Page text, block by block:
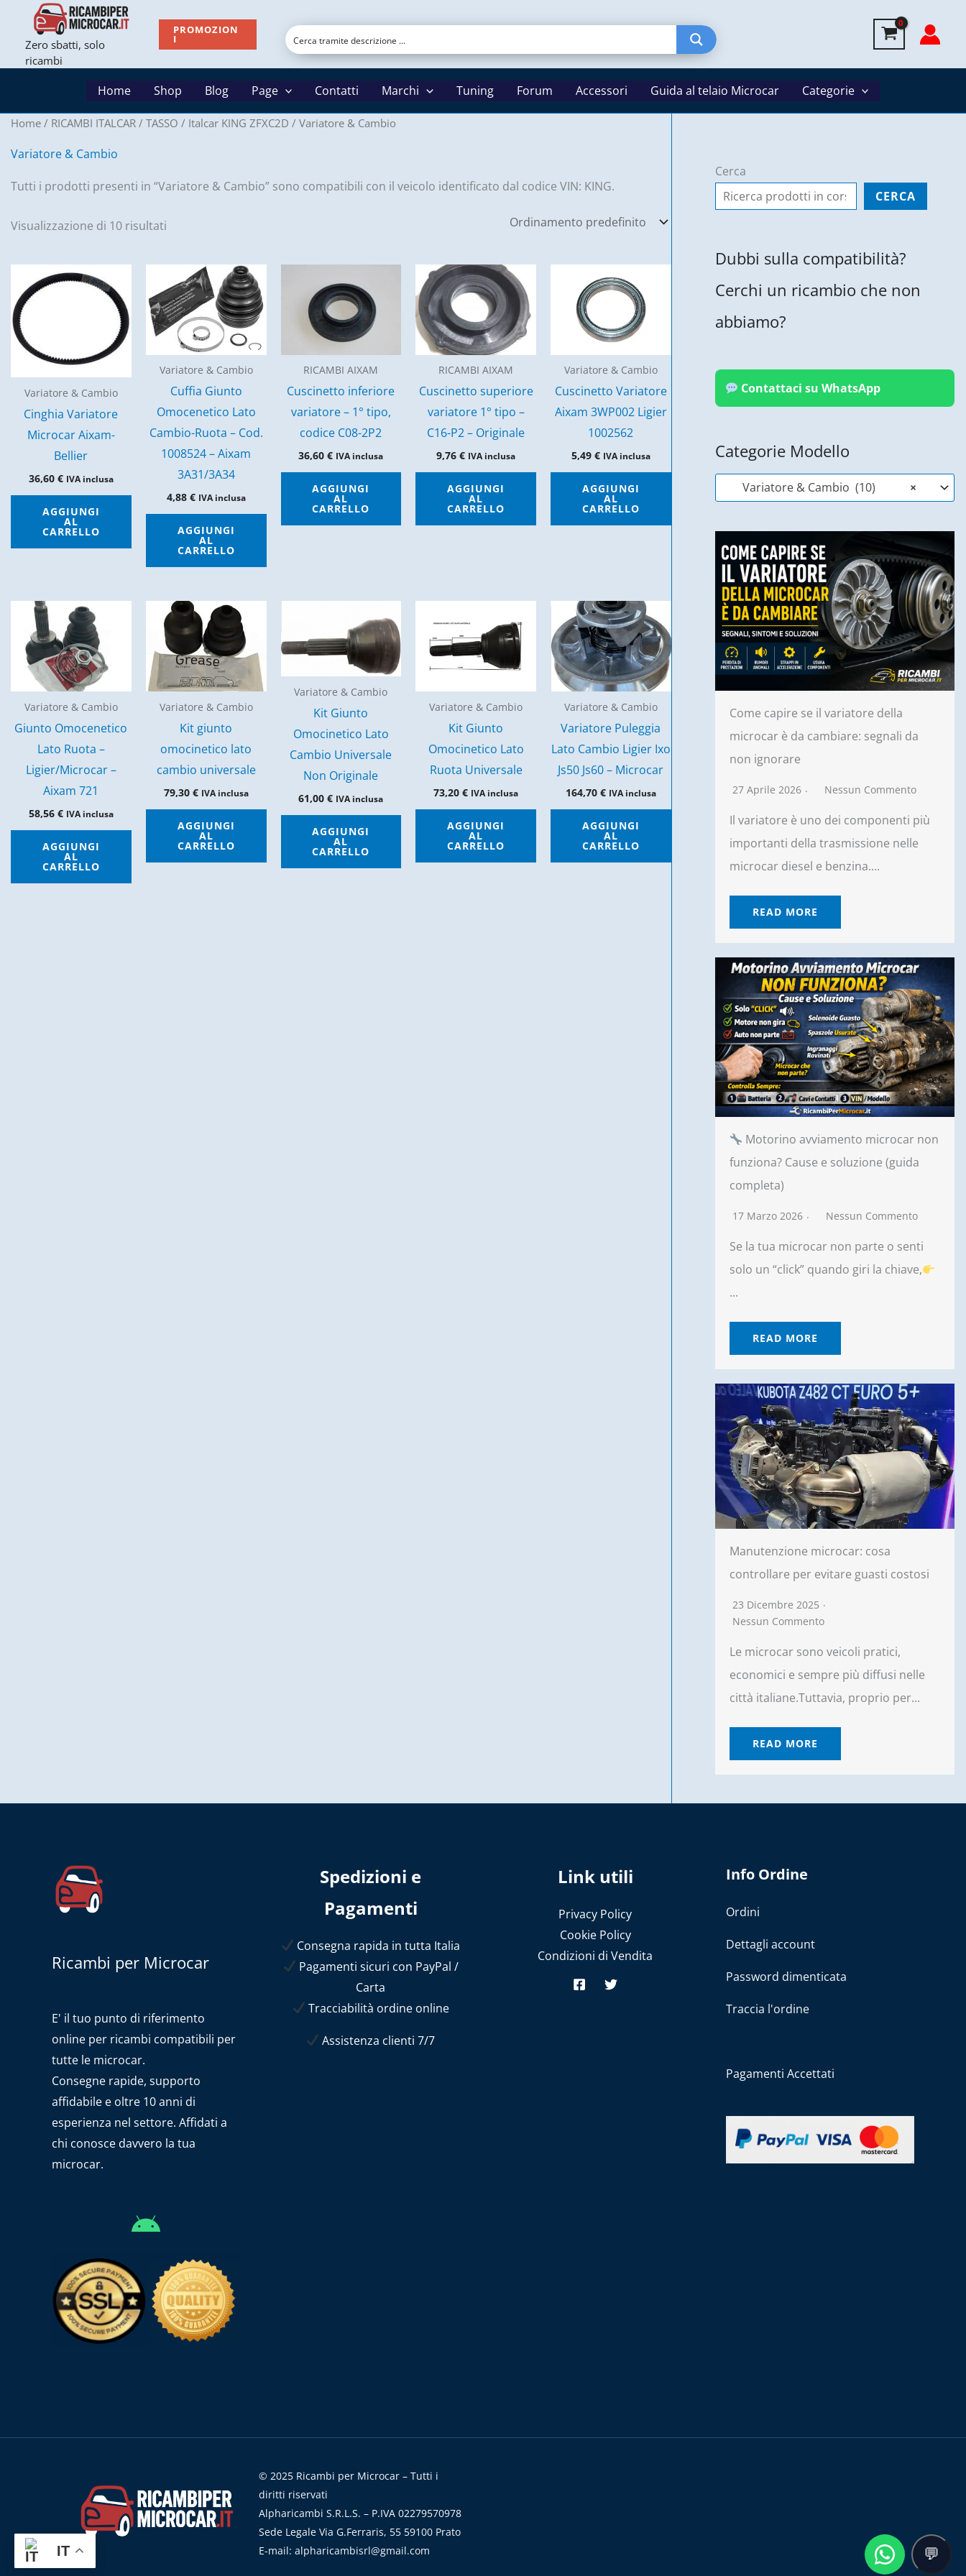
contenuto
Zero sbatti, solo
ricambi
PROMOZION
I
Home Shop Blog Page Contatti Marchi Tuning Forum Accessori Guida al telaio Microcar Categorie
Home / RICAMBI ITALCAR / TASSO / Italcar KING ZFXC2D / Variatore & Cambio
Variatore & Cambio
Tutti i prodotti presenti in “Variatore & Cambio” sono compatibili con il veicolo identificato dal codice VIN: KING.
Visualizzazione di 10 risultati
Variatore & Cambio
Cinghia Variatore
Microcar Aixam-
Bellier
36,60 € IVA inclusa
AGGIUNGI
AL
CARRELLO
Variatore & Cambio
Cuffia Giunto
Omocenetico Lato
Cambio-Ruota – Cod.
1008524 – Aixam
3A31/3A34
4,88 € IVA inclusa
AGGIUNGI
AL
CARRELLO
RICAMBI AIXAM
Cuscinetto inferiore
variatore – 1° tipo,
codice C08-2P2
36,60€ IVA inclusa
AGGIUNGI
AL
CARRELLO
RICAMBI AIXAM
Cuscinetto superiore
variatore 1° tipo –
C16-P2 – Originale
9,76€ IVA inclusa
AGGIUNGI
AL
CARRELLO
Variatore & Cambio
Cuscinetto Variatore
Aixam 3WP002 Ligier
1002562
5,49 € IVA inclusa
AGGIUNGI
AL
CARRELLO
Variatore & Cambio
Giunto Omocenetico
Lato Ruota –
Ligier/Microcar –
Aixam 721
58,56 € IVA inclusa
AGGIUNGI
AL
CARRELLO
Variatore & Cambio
Kit giunto
omocinetico lato
cambio universale
79,30 € IVA inclusa
AGGIUNGI
AL
CARRELLO
Variatore & Cambio
Kit Giunto
Omocinetico Lato
Cambio Universale
Non Originale
61,00€ IVA inclusa
AGGIUNGI
AL
CARRELLO
Variatore & Cambio
Kit Giunto
Omocinetico Lato
Ruota Universale
73,20€ IVA inclusa
AGGIUNGI
AL
CARRELLO
Variatore & Cambio
Variatore Puleggia
Lato Cambio Ligier Ixo
Js50 Js60 – Microcar
164,70 € IVA inclusa
AGGIUNGI
AL
CARRELLO
Cerca
CERCA
Dubbi sulla compatibilità?
Cerchi un ricambio che non
abbiamo?
Contattaci su WhatsApp
Categorie Modello
×
Variatore & Cambio (10)
Come capire se il variatore della
microcar è da cambiare: segnali da
non ignorare
27 Aprile 2026 Nessun Commento
Il variatore è uno dei componenti più
importanti della trasmissione nelle
microcar diesel e benzina....
READ MORE
Motorino avviamento microcar non
funziona? Cause e soluzione (guida
completa)
17 Marzo 2026 Nessun Commento
Se la tua microcar non parte o senti
solo un “click” quando giri la chiave,
...
READ MORE
Manutenzione microcar: cosa
controllare per evitare guasti costosi
23 Dicembre 2025
Nessun Commento
Le microcar sono veicoli pratici,
economici e sempre più diffusi nelle
città italiane.Tuttavia, proprio per...
READ MORE
Ricambi per Microcar
E' il tuo punto di riferimento
online per ricambi compatibili per
tutte le microcar.
Consegne rapide, supporto
affidabile e oltre 10 anni di
esperienza nel settore. Affidati a
chi conosce davvero la tua
microcar.
Spedizioni e
Pagamenti
Consegna rapida in tutta Italia
Pagamenti sicuri con PayPal /
Carta
Tracciabilità ordine online
Assistenza clienti 7/7
Link utili
Privacy Policy
Cookie Policy
Condizioni di Vendita
Info Ordine
Ordini
Dettagli account
Password dimenticata
Traccia l'ordine
Pagamenti Accettati
© 2025 Ricambi per Microcar – Tutti i
diritti riservati
Alpharicambi S.R.L.S. – P.IVA 02279570978
Sede Legale Via G.Ferraris, 55 59100 Prato
E-mail: alpharicambisrl@gmail.com
IT